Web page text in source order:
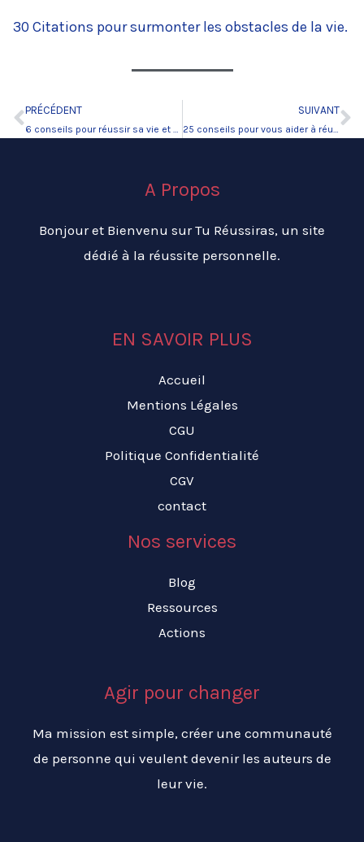
30 Citations pour surmonter les obstacles de la vie.
Précédent
PRÉCÉDENT
6 conseils pour réussir sa vie et atteindre ses objectifs.
SUIVANT
25 conseils pour vous aider à réussir si vous le voulez.
A Propos
Bonjour et Bienvenu sur Tu Réussiras, un site
dédié à la réussite personnelle.
EN SAVOIR PLUS
Accueil
Mentions Légales
CGU
Politique Confidentialité
CGV
contact
Nos services
Blog
Ressources
Actions
Agir pour changer
Ma mission est simple, créer une communauté
de personne qui veulent devenir les auteurs de
leur vie.